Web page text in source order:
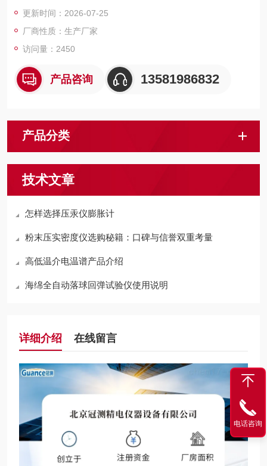
更新时间：2026-07-25
厂商性质：生产厂家
访问量：2450
产品咨询 13581986832
产品分类
技术文章
怎样选择压汞仪膨胀计
粉末压实密度仪选购秘籍：口碑与信誉双重考量
高低温介电温谱产品介绍
海绵全自动落球回弹试验仪使用说明
详细介绍 在线留言
电话咨询